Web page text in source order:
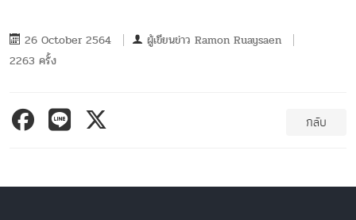
26 October 2564 ผู้เขียนข่าว Ramon Ruaysaen
2263 ครั้ง
กลับ